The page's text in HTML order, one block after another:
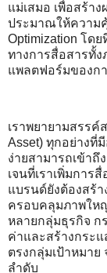
แม่เสมอ เพื่อสร้า
ประมาณให้ความ
Optimization โด
ทางการสื่อสารทั้
แพลตฟอร์มของก
เราพยายามสรร
Asset) ทุกอย่างที่
ง่ายสามารถเข้าถึ
เจนที่เราเพิ่มกา
แบรนด์ยังต้องสร้
ครอบคลุมภาพให
หลายกลุ่มธุรกิจ ก
ค่าและสร้างกระแ
ตรงกลุ่มเป้าหมา
ลำดับ